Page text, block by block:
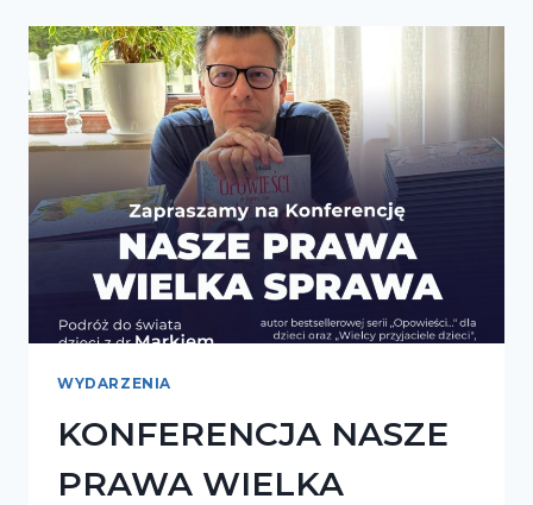
EDUKACJI
INNOWACYJNEJ
W
ŁODZI
WYDARZENIA
KONFERENCJA NASZE
PRAWA WIELKA